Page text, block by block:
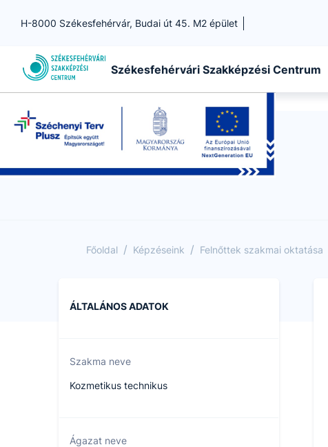
H-8000 Székesfehérvár, Budai út 45. M2 épület
Székesfehérvári Szakképzési Centrum
Főoldal / Képzéseink / Felnőttek szakmai oktatása
ÁLTALÁNOS ADATOK
Szakma neve
Kozmetikus technikus
Ágazat neve